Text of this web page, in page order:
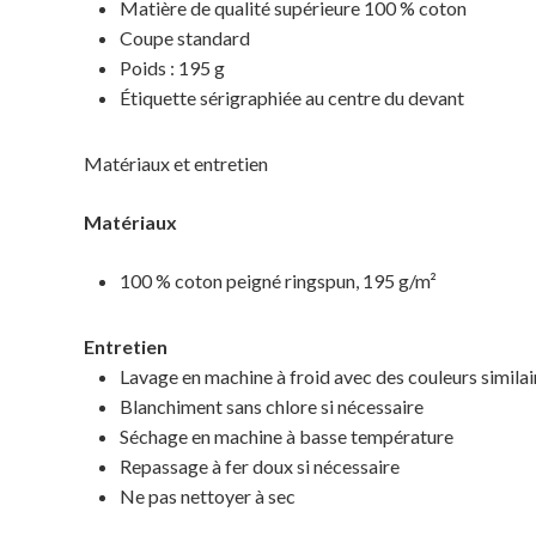
Matière de qualité supérieure 100 % coton
Coupe standard
Poids : 195 g
Étiquette sérigraphiée au centre du devant
Matériaux et entretien
Matériaux
100 % coton peigné ringspun, 195 g/m²
Entretien
Lavage en machine à froid avec des couleurs
Blanchiment sans chlore si nécessaire
Séchage en machine à basse température
Repassage à fer doux si nécessaire
Ne pas nettoyer à sec